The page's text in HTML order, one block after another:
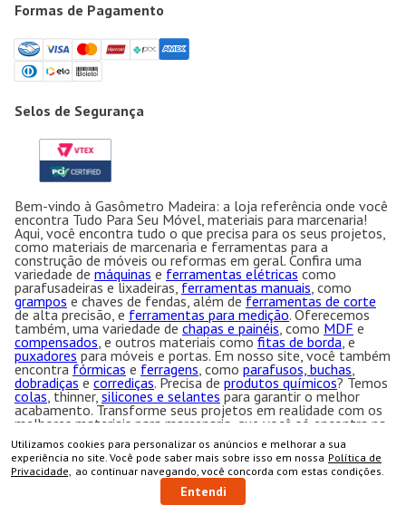
Utilizamos cookies para personalizar os anúncios e melhorar a sua
experiência no site. Você pode saber mais sobre isso em nossa Política de
Privacidade, ao continuar navegando, você concorda com estas condições.
Entendi
COMPRAR
Formas de Pagamento
Selos de Segurança
Bem-vindo à Gasômetro Madeira: a loja referência onde você
encontra Tudo Para Seu Móvel, materiais para marcenaria!
Aqui, você encontra tudo o que precisa para os seus projetos,
como materiais de marcenaria e ferramentas para a
construção de móveis ou reformas em geral. Confira uma
variedade de máquinas e ferramentas elétricas como
parafusadeiras e lixadeiras,ferramentas manuais , como
grampos e chaves de fendas, além deferramentas de corte
de alta precisão, e ferramentas para medição. Oferecemos
também, uma variedade dechapas e painéis, como MDF e
compensados , e outros materiais comofitas de borda, e
puxadorespara móveis e portas. Em nosso site, você também
encontrafórmicas e ferragens , como parafusos, buchas
dobradiçasecorrediças. Precisa de produtos químicos? Temos
colas, thinner,silicones e selantes para garantir o melhor
acabamento. Transforme seus projetos em realidade com os
melhores materiais para marcenaria, que você só encontra na
Gasômetro Madeiras!
Gasômetro Madeiras 2024. Todos os direitos reservados.
Endereço : Av. Dinamarca, 69 - V. Santa Terezinha - São José
dos Campos - SP CEP:12.231-200 CNPJ: 50.763.606/0001-